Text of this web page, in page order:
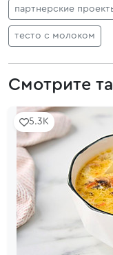
партнерские
тесто с молоком
Смотрите
5.3K